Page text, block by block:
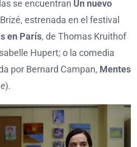
se encuentran Un nuevo
estrenada en el festival
en París, de Thomas Kruithof
Hupert; o la comedia
por Bernard Campan, Mentes
).